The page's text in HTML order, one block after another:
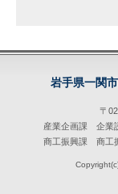
岩手県一関
〒
産業企画課 企業
商工振興課 商工